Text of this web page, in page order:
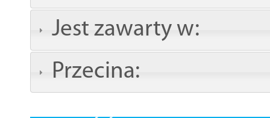
Jest zawarty w:
Przecina: